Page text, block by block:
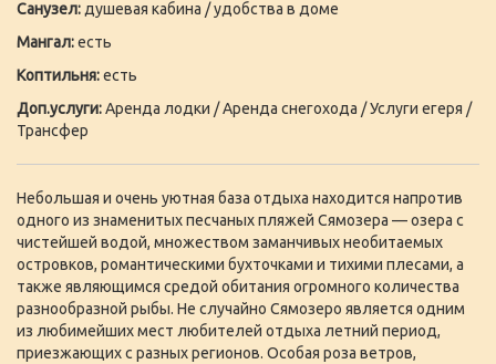
Санузел: душевая кабина / удобства в доме
Мангал:есть
Коптильня:есть
Доп.услуги:Аренда лодки / Аренда снегохода / Услуги егеря /
Трансфер
Небольшая и очень уютная база отдыха находится напротив
одного из знаменитых песчаных пляжей Сямозера — озера с
чистейшей водой, множеством заманчивых необитаемых
островков, романтическими бухточками и тихими плесами, а
также являющимся средой обитания огромного количества
разнообразной рыбы. Не случайно Сямозеро является одним
из любимейших мест любителей отдыха летний период,
приезжающих с разных регионов. Особая роза ветров,